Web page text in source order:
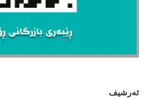
ئەرشیف